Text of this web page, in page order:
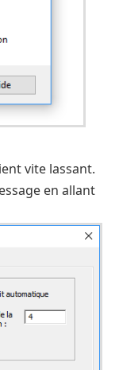
vite lassant.
en allant